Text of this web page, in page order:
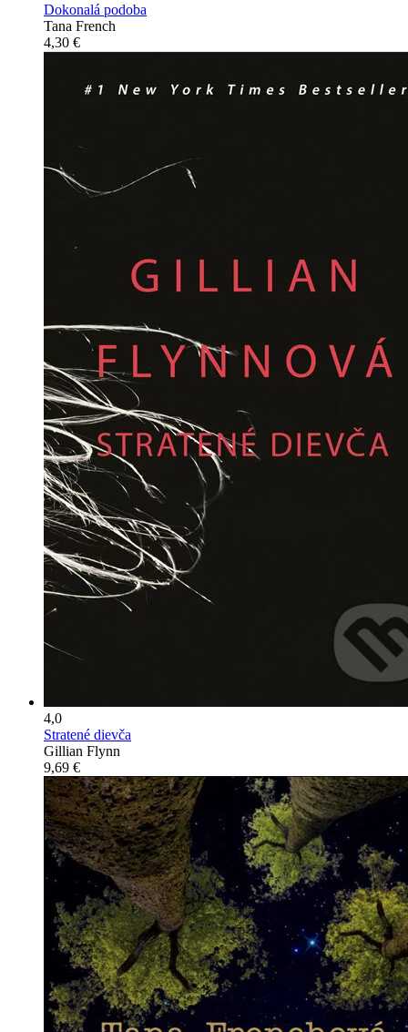
Dokonalá podoba
Tana French
4,30 €
4,0
Stratené dievča
Gillian Flynn
9,69 €